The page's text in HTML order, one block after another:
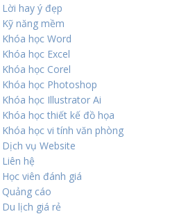
Lời hay ý đẹp
Kỹ năng mềm
Khóa học Word
Khóa học Excel
Khóa học Corel
Khóa học Photoshop
Khóa học Illustrator Ai
Khóa học thiết kế đồ họa
Khóa học vi tính văn phòng
Dịch vụ Website
Liên hệ
Học viên đánh giá
Quảng cáo
Du lịch giá rẻ